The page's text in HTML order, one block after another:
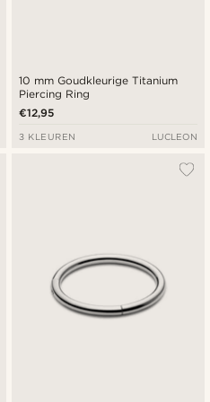
10 mm Goudkleurige Titanium
Piercing Ring
€12,95
3 KLEUREN LUCLEON